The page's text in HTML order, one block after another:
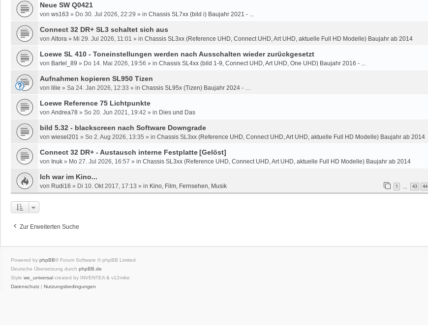
Neue SW Q0421
von ws163 » Do 30. Jul 2026, 22:29 » in Chassis SL7xx (bild i) Baujahr 2021 - ...
Connect 32 DR+ SL3 schaltet sich aus
von Altora » Mi 29. Jul 2026, 11:01 » in Chassis SL3xx (Reference UHD, Connect UHD, Art UHD, aktuelle Full HD Modelle) Baujahr ab 2014
Loewe SL 410 - Toneinstellungen werden nach Ausschalten wieder zurückgesetzt
von Bartel_89 » Do 14. Mai 2026, 19:56 » in Chassis SL4xx (bild 1-9, Connect UHD, Art UHD, One UHD) Baujahr 2016 - ...
Aufnahmen kopieren SL950 Tizen
von lilie » Sa 24. Jan 2026, 12:33 » in Chassis SL95x (Tizen) Baujahr 2024 - …
Loewe Reference 75 Lichtpunkte
von Andrea78 » So 20. Jun 2021, 19:42 » in Dies und Das
bild 5.32 - blackscreen nach Software Downgrade
von wiesel201 » So 2. Aug 2026, 13:35 » in Chassis SL3xx (Reference UHD, Connect UHD, Art UHD, aktuelle Full HD Modelle) Baujahr ab 2014
Connect 32 DR+ - Austausch interne Festplatte[Gelöst]
von Inuk » Mo 27. Jul 2026, 16:57 » in Chassis SL3xx (Reference UHD, Connect UHD, Art UHD, aktuelle Full HD Modelle) Baujahr ab 2014
Ich war im Kino...
von Rudi16 » Di 10. Okt 2017, 17:13 » in Kino, Film, Fernsehen, Musik 1 43 44
Zur Erweiterten Suche
Powered by phpBB® Forum Software © phpBB Limited
Deutsche Übersetzung durch phpBB.de
Style we_universal created by INVENTEA & v12mike
Datenschutz | Nutzungsbedingungen